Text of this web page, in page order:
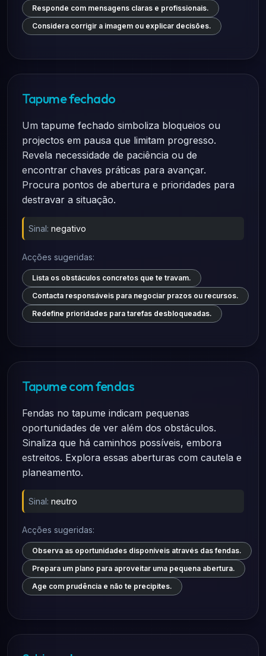
Responde com mensagens claras e profissionais.
Considera corrigir a imagem ou explicar decisões.
Tapume fechado
Um tapume fechado simboliza bloqueios ou
projectos em pausa que limitam progresso.
Revela necessidade de paciência ou de
encontrar chaves práticas para avançar.
Procura pontos de abertura e prioridades para
destravar a situação.
Sinal: negativo
Acções sugeridas:
Lista os obstáculos concretos que te travam.
Contacta responsáveis para negociar prazos ou recursos.
Redefine prioridades para tarefas desbloqueadas.
Tapume com fendas
Fendas no tapume indicam pequenas
oportunidades de ver além dos obstáculos.
Sinaliza que há caminhos possíveis, embora
estreitos. Explora essas aberturas com cautela e
planeamento.
Sinal: neutro
Acções sugeridas:
Observa as oportunidades disponíveis através das fendas.
Prepara um plano para aproveitar uma pequena abertura.
Age com prudência e não te precipites.